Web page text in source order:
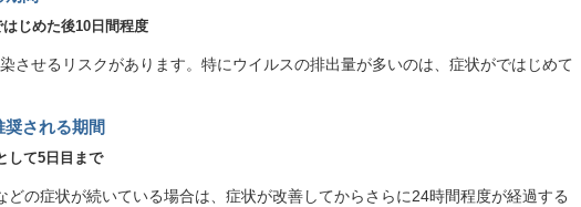
じめた後10日間程度
させるリスクがあります。特にウイルスの排出量が多いのは、症状がではじめて
される期間
して5日目まで
どの症状が続いている場合は、症状が改善してからさらに24時間程度が経過する